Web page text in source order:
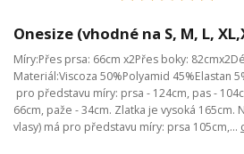
Onesize (vhodné na S, M, L,
Míry:Přes prsa: 66cm x2Přes boky:
Materiál:Viscoza 50%Polyamid 45%Elastan
pro představu míry: prsa - 124cm, pas -
66cm, paže - 34cm. Zlatka je vysoká 165cm.
vlasy) má pro představu míry: prsa 105cm,...